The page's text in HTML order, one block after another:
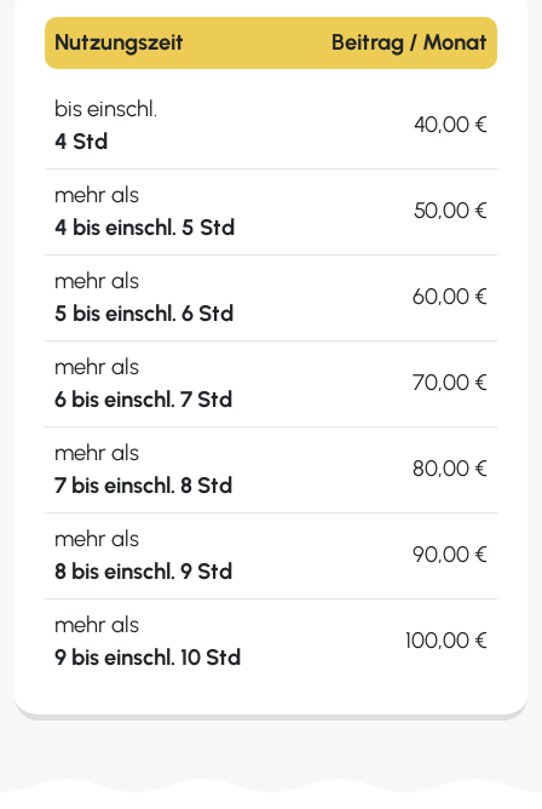
Nutzungszeit Beitrag / Monat
bis einschl.
4 Std
40,00 €
mehr als
4 bis einschl. 5 Std
50,00 €
mehr als
5 bis einschl. 6 Std
60,00 €
mehr als
6 bis einschl. 7 Std
70,00 €
mehr als
7 bis einschl. 8 Std
80,00 €
mehr als
8 bis einschl. 9 Std
90,00 €
mehr als
9 bis einschl. 10 Std
100,00 €